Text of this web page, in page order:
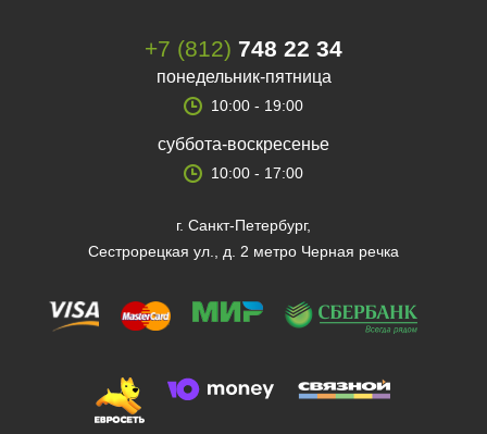
+7 (812) 748 22 34
понедельник-пятница
10:00 - 19:00
суббота-воскресенье
10:00 - 17:00
г. Санкт-Петербург,
Сестрорецкая ул., д. 2 метро Черная речка